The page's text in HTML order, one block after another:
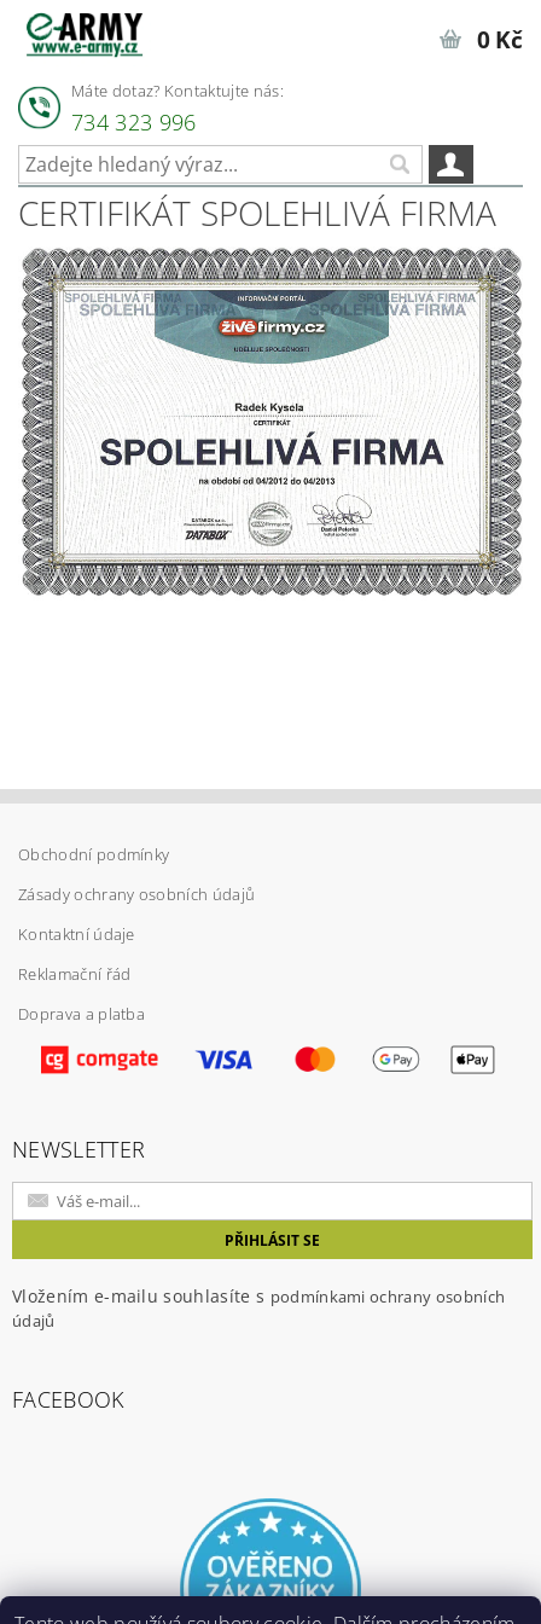
Máte dotaz? Kontaktujte nás:
734 323 996
0 Kč
CERTIFIKÁT SPOLEHLIVÁ FIRMA
Obchodní podmínky
Zásady ochrany osobních údajů
Kontaktní údaje
Reklamační řád
Doprava a platba
NEWSLETTER
Vložením e-mailu souhlasíte s podmínkami ochrany osobních
údajů
FACEBOOK